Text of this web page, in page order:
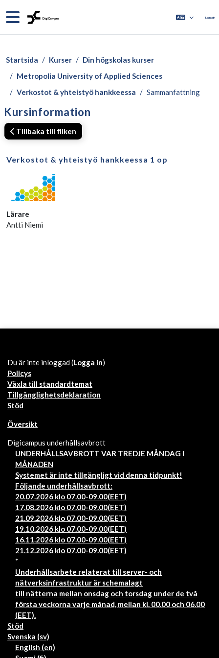
Sidopanel Logga in
Startsida Kurser
Din högskolas kurser
Metropolia University of Applied Sciences
Verkostot & yhteistyö hankkeessa
Sammanfattning
Kursinformation
Tillbaka till fliken
Verkostot & yhteistyö hankkeessa 1 op
Lärare
Antti Niemi
Du är inte inloggad (Logga in)
Policys
Växla till standardtemat
Tillgänglighetsdeklaration
Stöd
Översikt
Digicampus underhållsavbrott
UNDERHÅLLSAVBROTT VAR TREDJE MÅNDAG I
MÅNADEN
Systemet är inte tillgängligt vid denna tidpunkt!
Följande underhållsavbrott:
20.07.2026 klo 07.00-09.00(EET)
17.08.2026 klo 07.00-09.00(EET)
21.09.2026 klo 07.00-09.00(EET)
19.10.2026 klo 07.00-09.00(EET)
16.11.2026 klo 07.00-09.00(EET)
21.12.2026 klo 07.00-09.00(EET)
*
Underhållsarbete relaterat till server- och
nätverksinfrastruktur är schemalagt
till nätterna mellan onsdag och torsdag under de två
första veckorna varje månad, mellan kl. 00.00 och 06.00
(EET).
Stöd
Svenska ‎(sv)‎
English ‎(en)‎